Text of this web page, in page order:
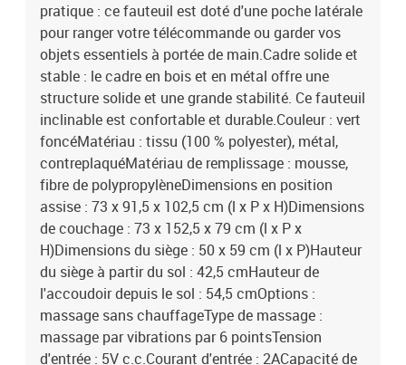
pratique : ce fauteuil est doté d'une poche latérale
pour ranger votre télécommande ou garder vos
objets essentiels à portée de main.Cadre solide et
stable : le cadre en bois et en métal offre une
structure solide et une grande stabilité. Ce fauteuil
inclinable est confortable et durable.Couleur : vert
foncéMatériau : tissu (100 % polyester), métal,
contreplaquéMatériau de remplissage : mousse,
fibre de polypropylèneDimensions en position
assise : 73 x 91,5 x 102,5 cm (l x P x H)Dimensions
de couchage : 73 x 152,5 x 79 cm (l x P x
H)Dimensions du siège : 50 x 59 cm (l x P)Hauteur
du siège à partir du sol : 42,5 cmHauteur de
l'accoudoir depuis le sol : 54,5 cmOptions :
massage sans chauffageType de massage :
massage par vibrations par 6 pointsTension
d'entrée : 5V c.c.Courant d'entrée : 2ACapacité de